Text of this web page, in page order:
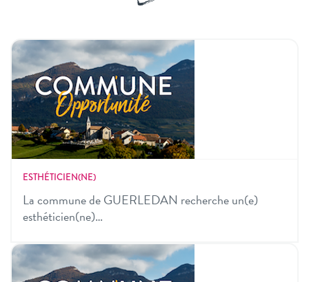
ESTHÉTICIEN(NE)
La commune de GUERLEDAN recherche un(e)
esthéticien(ne)…